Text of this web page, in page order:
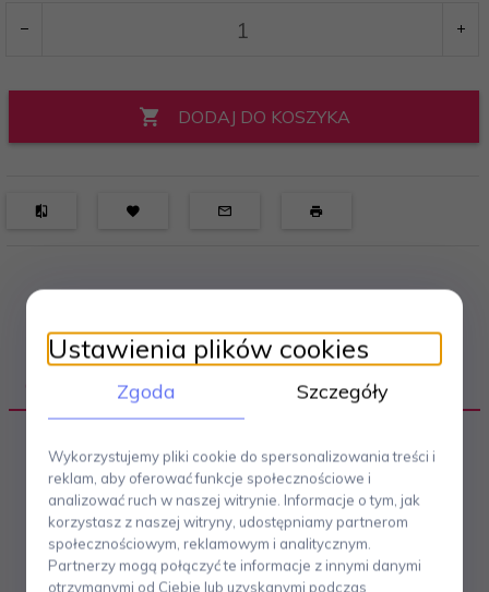
DODAJ DO KOSZYKA
OPIS PRODUKTU
Kolekcja Moomin marki Arabia Finlandpozwoli
przenieść zarówno dzieci jak i dorosłych w magiczny
świat bohaterów Doliny Muminków - miejsca znanego z
książek fińskiej pisarki Tove Jansson. Seria Moomin
niezwykle wiernie odwzorowuje bohaterów, kolory i
scenki tej ponadczasowej bajki.Kubek Muminki
wykonany został z wysokiej jakości porcelany.
Ustawienia plików cookies
Zgoda Szczegóły
Wykorzystujemy pliki cookie do spersonalizowania treści i
reklam, aby oferować funkcje społecznościowe i
analizować ruch w naszej witrynie. Informacje o tym, jak
korzystasz z naszej witryny, udostępniamy partnerom
społecznościowym, reklamowym i analitycznym.
Partnerzy mogą połączyć te informacje z innymi danymi
otrzymanymi od Ciebie lub uzyskanymi podczas